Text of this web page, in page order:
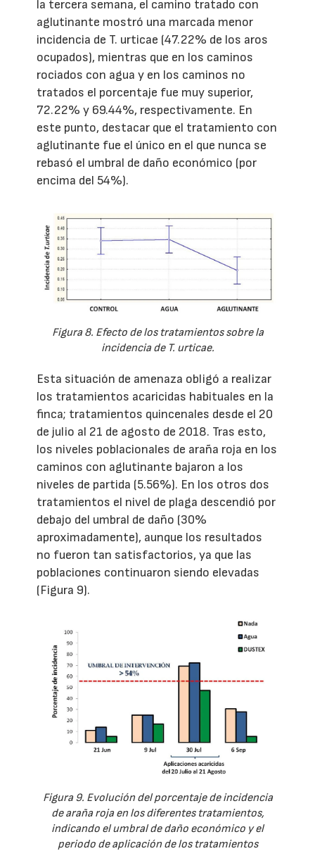
la tercera semana, el camino tratado con
aglutinante mostró una marcada menor
incidencia de T. urticae (47.22% de los aros
ocupados), mientras que en los caminos
rociados con agua y en los caminos no
tratados el porcentaje fue muy superior,
72.22% y 69.44%, respectivamente. En
este punto, destacar que el tratamiento con
aglutinante fue el único en el que nunca se
rebasó el umbral de daño económico (por
encima del 54%).
Figura 8. Efecto de los tratamientos sobre la
incidencia de T. urticae.
Esta situación de amenaza obligó a realizar
los tratamientos acaricidas habituales en la
finca; tratamientos quincenales desde el 20
de julio al 21 de agosto de 2018. Tras esto,
los niveles poblacionales de araña roja en los
caminos con aglutinante bajaron a los
niveles de partida (5.56%). En los otros dos
tratamientos el nivel de plaga descendió por
debajo del umbral de daño (30%
aproximadamente), aunque los resultados
no fueron tan satisfactorios, ya que las
poblaciones continuaron siendo elevadas
(Figura 9).
Figura 9. Evolución del porcentaje de incidencia
de araña roja en los diferentes tratamientos,
indicando el umbral de daño económico y el
periodo de aplicación de los tratamientos